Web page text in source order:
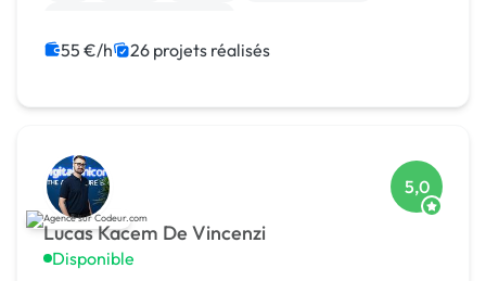
55 €/h 26 projets réalisés
Lucas Kacem De Vincenzi
Disponible
5,0